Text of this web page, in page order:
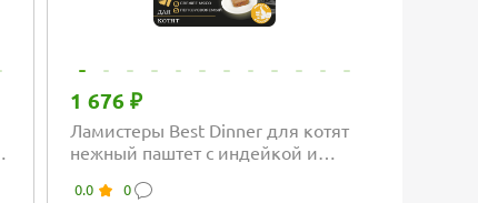
1 676 ₽
Ламистеры Best Dinner для котят
нежный паштет с индейкой и
0.0 0